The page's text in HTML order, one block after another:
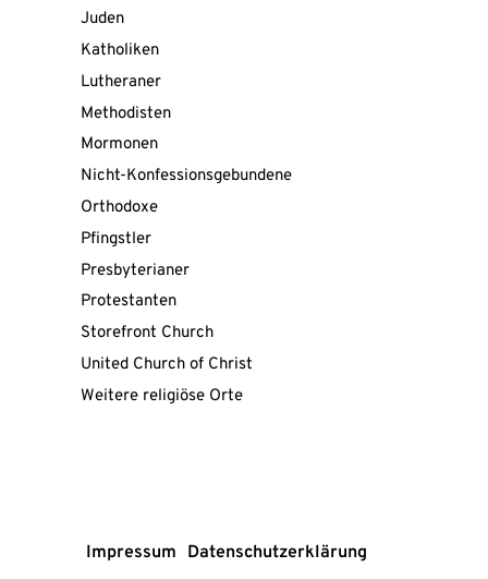
Juden
Katholiken
Lutheraner
Methodisten
Mormonen
Nicht-Konfessionsgebundene
Orthodoxe
Pfingstler
Presbyterianer
Protestanten
Storefront Church
United Church of Christ
Weitere religiöse Orte
Impressum Datenschutzerklärung
dem
von